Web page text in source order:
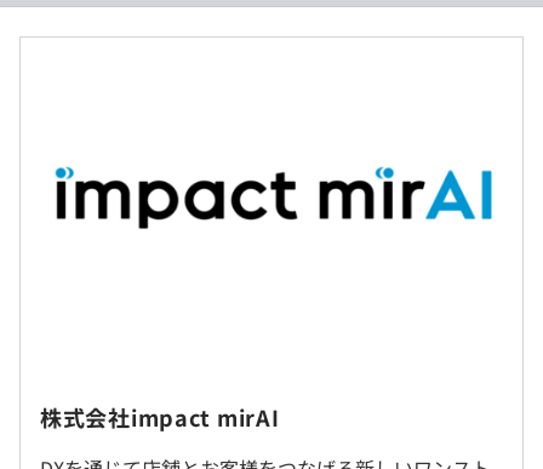
【外食向け予約システム事業】
【株主優待システム事業（電子化）】
■サーバ、Wehサイト、クライアント（Androidアプリ）
就業場所の変更範囲
■賃金形態：月給制
■賃金の決定方法：当社規定により決定
（超過分は別途支給）
9：00～18：00
株式会社impact mirAI